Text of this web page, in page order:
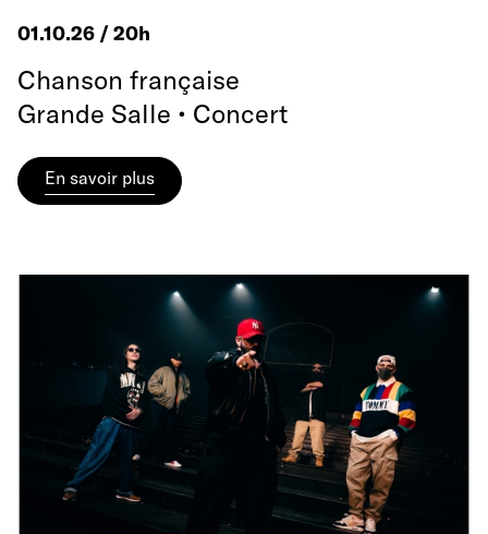
01.10.26 / 20h
Chanson française
Grande Salle • Concert
En savoir plus